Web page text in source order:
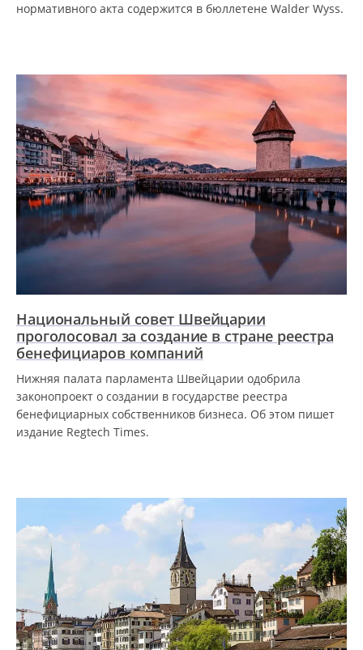
нормативного акта содержится в бюллетене Walder Wyss.
Национальный совет Швейцарии
проголосовал за создание в стране реестра
бенефициаров компаний
Нижняя палата парламента Швейцарии одобрила
законопроект о создании в государстве реестра
бенефициарных собственников бизнеса. Об этом пишет
издание Regtech Times.